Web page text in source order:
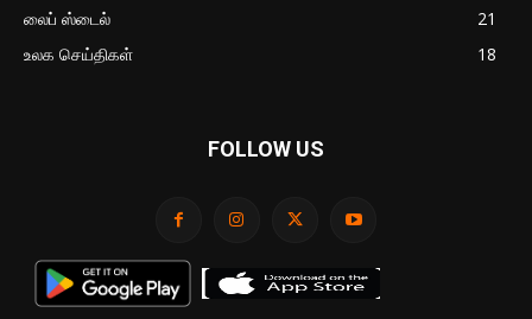
லைப் ஸ்டைல்
21
உலக செய்திகள்
18
FOLLOW US